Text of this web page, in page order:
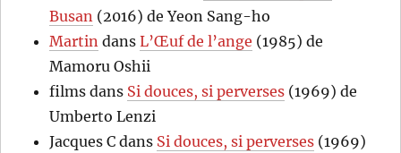
Busan (2016) de Yeon Sang-ho
Martin dansL’Œuf de l’ange (1985) de
Mamoru Oshii
films dans Si douces, si perverses (1969) de
Umberto Lenzi
Jacques C dans Si douces, si perverses (1969)